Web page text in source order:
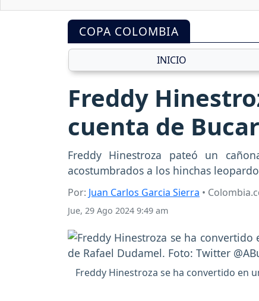
COPA COLOMBIA
INICIO
Freddy
cuenta de
Freddy Hinestroza pateó un
acostumbrados a los hinchas
Por: Juan Carlos Garcia Sierra •
Jue, 29 Ago 2024 9:49 am
Freddy Hinestroza se ha convertido en